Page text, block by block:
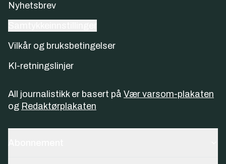
Nyhetsbrev
Vilkår og bruksbetingelser
KI-retningslinjer
All journalistikk er basert på Vær varsom-plakaten
og Redaktørplakaten